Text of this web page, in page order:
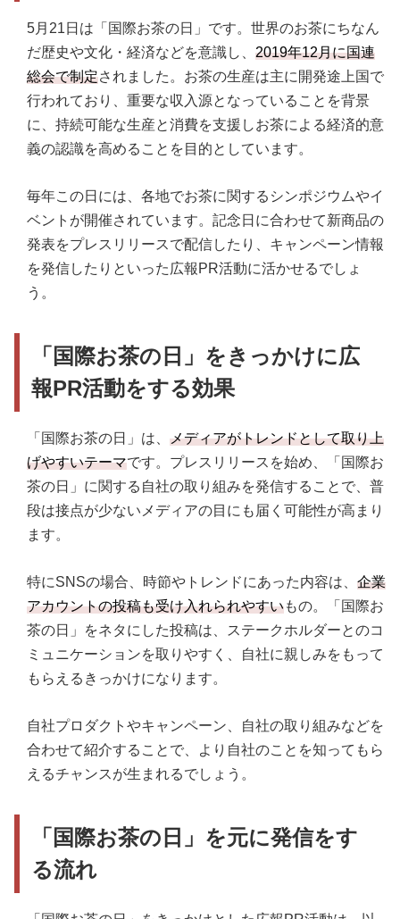
5月21日は「国際お茶の日」です。世界のお茶にちなん
だ歴史や文化・経済などを意識し、 2019年12月に国連
総会で制定されました。お茶の生産は主に開発途上国で
行われており、重要な収入源となっていることを背景
に、持続可能な生産と消費を支援しお茶による経済的意
義の認識を高めることを目的としています。
毎年この日には、各地でお茶に関するシンポジウムやイ
ベントが開催されています。記念日に合わせて新商品の
発表をプレスリリースで配信したり、キャンペーン情報
を発信したりといった広報PR活動に活かせるでしょ
う。
「国際お茶の日」をきっかけに広
報PR活動をする効果
「国際お茶の日」は、 メディアがトレンドとして取り上
げやすいテーマです。プレスリリースを始め、「国際お
茶の日」に関する自社の取り組みを発信することで、普
段は接点が少ないメディアの目にも届く可能性が高まり
ます。
特にSNSの場合、時節やトレンドにあった内容は、 企業
アカウントの投稿も受け入れられやすいもの。「国際お
茶の日」をネタにした投稿は、ステークホルダーとのコ
ミュニケーションを取りやすく、自社に親しみをもって
もらえるきっかけになります。
自社プロダクトやキャンペーン、自社の取り組みなどを
合わせて紹介することで、より自社のことを知ってもら
えるチャンスが生まれるでしょう。
「国際お茶の日」を元に発信をす
る流れ